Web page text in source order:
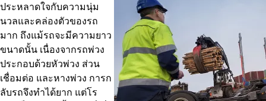
ประหลาดใจกับความนุ่ม
นวลและคล่องตัวของรถ
มาก ถึงแม้รถจะมีความยาว
ขนาดนั้น เนื่องจากรถพ่วง
ประกอบด้วยหัวพ่วง ส่วน
เชื่อมต่อ และหางพ่วง การก
ลับรถจึงทำได้ยาก แต่โร